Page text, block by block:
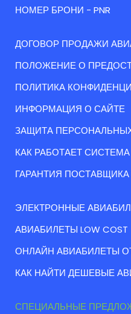
НОМЕР БРОНИ - PNR
ДОГОВОР ПРОДАЖИ
ПОЛОЖЕНИЕ О
ПОЛИТИКА
ИНФОРМАЦИЯ О САЙТЕ
ЗАЩИТА
КАК РАБОТАЕТ
ГАРАНТИЯ ПОСТАВЩИКА
ЭЛЕКТРОННЫЕ
АВИАБИЛЕТЫ LOW COST
ОНЛАЙН АВИАБИЛЕТЫ ОТ
КАК НАЙТИ ДЕШЕВЫЕ
СПЕЦИАЛЬНЫЕ